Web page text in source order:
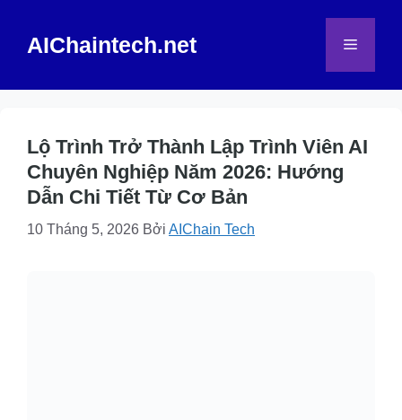
AIChaintech.net Menu
Lộ Trình Trở Thành Lập Trình Viên AI
Chuyên Nghiệp Năm 2026: Hướng
Dẫn Chi Tiết Từ Cơ Bản
10 Tháng 5, 2026 Bởi AIChain Tech